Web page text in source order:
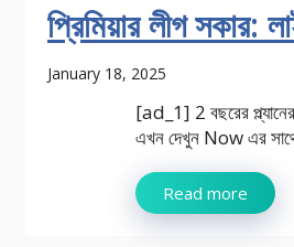
প্রিমিয়ার লীগ সকার:
January 18, 2025
[ad_1] 2 বছরের
এখন দেখুন Now এর
Read more